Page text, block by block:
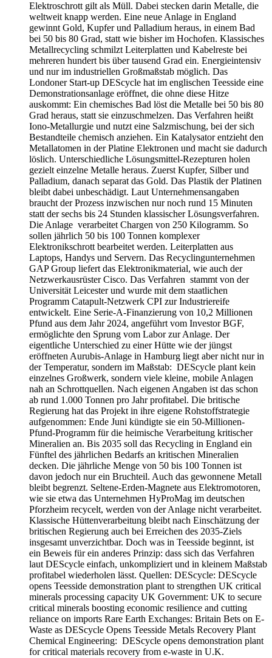
Elektroschrott gilt als Müll. Dabei stecken darin Metalle, die
weltweit knapp werden. Eine neue Anlage in England
gewinnt Gold, Kupfer und Palladium heraus, in einem Bad
bei 50 bis 80 Grad, statt wie bisher im Hochofen. Klassisches
Metallrecycling schmilzt Leiterplatten und Kabelreste bei
mehreren hundert bis über tausend Grad ein. Energieintensiv
und nur im industriellen Großmaßstab möglich. Das
Londoner Start-up DEScycle hat im englischen Teesside eine
Demonstrationsanlage eröffnet, die ohne diese Hitze
auskommt: Ein chemisches Bad löst die Metalle bei 50 bis 80
Grad heraus, statt sie einzuschmelzen. Das Verfahren heißt
Iono-Metallurgie und nutzt eine Salzmischung, bei der sich
Bestandteile chemisch anziehen. Ein Katalysator entzieht den
Metallatomen in der Platine Elektronen und macht sie dadurch
löslich. Unterschiedliche Lösungsmittel-Rezepturen holen
gezielt einzelne Metalle heraus. Zuerst Kupfer, Silber und
Palladium, danach separat das Gold. Das Plastik der Platinen
bleibt dabei unbeschädigt. Laut Unternehmensangaben
braucht der Prozess inzwischen nur noch rund 15 Minuten
statt der sechs bis 24 Stunden klassischer Lösungsverfahren.
Die Anlage verarbeitet Chargen von 250 Kilogramm. So
sollen jährlich 50 bis 100 Tonnen komplexer
Elektronikschrott bearbeitet werden. Leiterplatten aus
Laptops, Handys und Servern. Das Recyclingunternehmen
GAP Group liefert das Elektronikmaterial, wie auch der
Netzwerkausrüster Cisco. Das Verfahren stammt von der
Universität Leicester und wurde mit dem staatlichen
Programm Catapult-Netzwerk CPI zur Industriereife
entwickelt. Eine Serie-A-Finanzierung von 10,2 Millionen
Pfund aus dem Jahr 2024, angeführt vom Investor BGF,
ermöglichte den Sprung vom Labor zur Anlage. Der
eigentliche Unterschied zu einer Hütte wie der jüngst
eröffneten Aurubis-Anlage in Hamburg liegt aber nicht nur in
der Temperatur, sondern im Maßstab: DEScycle plant kein
einzelnes Großwerk, sondern viele kleine, mobile Anlagen
nah an Schrottquellen. Nach eigenen Angaben ist das schon
ab rund 1.000 Tonnen pro Jahr profitabel. Die britische
Regierung hat das Projekt in ihre eigene Rohstoffstrategie
aufgenommen: Ende Juni kündigte sie ein 50-Millionen-
Pfund-Programm für die heimische Verarbeitung kritischer
Mineralien an. Bis 2035 soll das Recycling in England ein
Fünftel des jährlichen Bedarfs an kritischen Mineralien
decken. Die jährliche Menge von 50 bis 100 Tonnen ist
davon jedoch nur ein Bruchteil. Auch das gewonnene Metall
bleibt begrenzt. Seltene-Erden-Magnete aus Elektromotoren,
wie sie etwa das Unternehmen HyProMag im deutschen
Pforzheim recycelt, werden von der Anlage nicht verarbeitet.
Klassische Hüttenverarbeitung bleibt nach Einschätzung der
britischen Regierung auch bei Erreichen des 2035-Ziels
insgesamt unverzichtbar. Doch was in Teesside beginnt, ist
ein Beweis für ein anderes Prinzip: dass sich das Verfahren
laut DEScycle einfach, unkompliziert und in kleinem Maßstab
profitabel wiederholen lässt. Quellen: DEScycle: DEScycle
opens Teesside demonstration plant to strengthen UK critical
minerals processing capacity UK Government: UK to secure
critical minerals boosting economic resilience and cutting
reliance on imports Rare Earth Exchanges: Britain Bets on E-
Waste as DEScycle Opens Teesside Metals Recovery Plant
Chemical Engineering: DEScycle opens demonstration plant
for critical materials recovery from e-waste in U.K.